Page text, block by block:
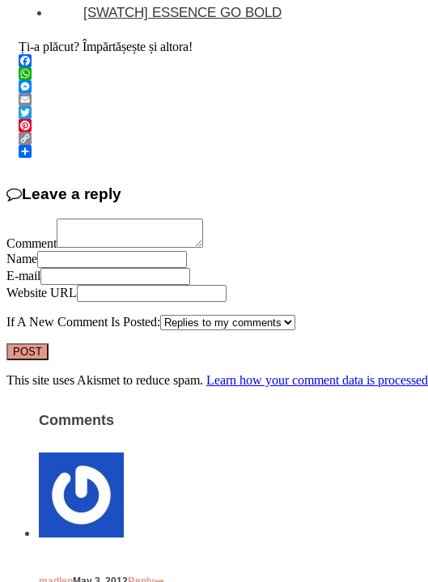
[SWATCH] ESSENCE GO BOLD
Ți-a plăcut? Împărtășește și altora!
Facebook
WhatsApp
Messenger
Email
Twitter
Pinterest
Copy
Leave a reply
Comment
Name
E-mail
Website URL
If A New Comment Is Posted:
This site uses Akismet to reduce spam. Learn how your comment data is processed
Comments